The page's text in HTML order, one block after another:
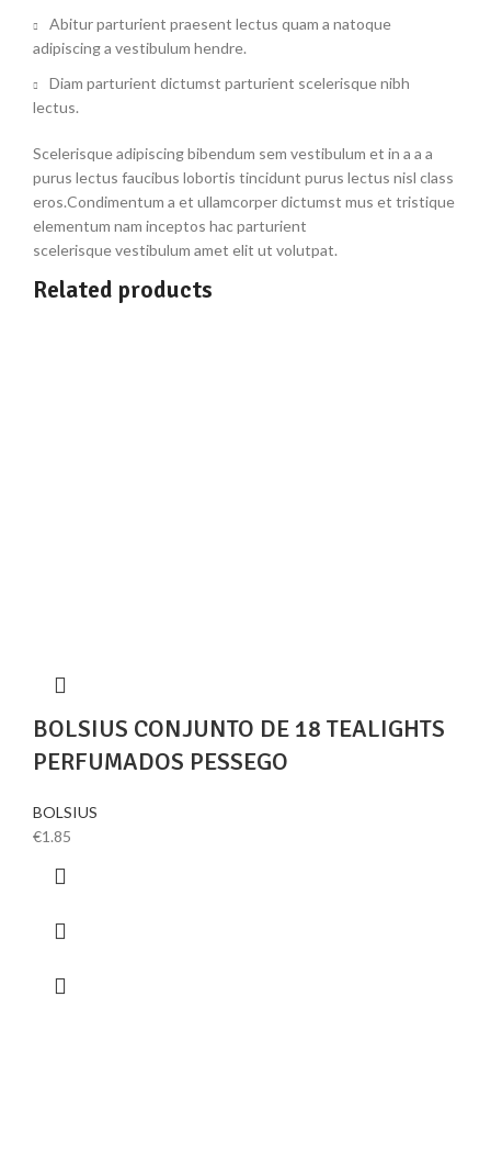
Abitur parturient praesent lectus quam a natoque
adipiscing a vestibulum hendre.
Diam parturient dictumst parturient scelerisque nibh
lectus.
Scelerisque adipiscing bibendum sem vestibulum et in a a a
purus lectus faucibus lobortis tincidunt purus lectus nisl class
eros.Condimentum a et ullamcorper dictumst mus et tristique
elementum nam inceptos hac parturient
scelerisque vestibulum amet elit ut volutpat.
Related products
BOLSIUS CONJUNTO DE 18 TEALIGHTS
PERFUMADOS PESSEGO
BOLSIUS
€1.85